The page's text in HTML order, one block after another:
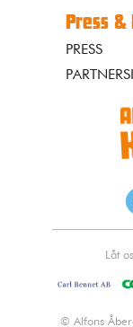
Press
PRESS
Låt
© Alfons